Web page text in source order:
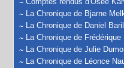
La Chronique de Bjarne
La Chronique de Daniel Baril
La Chronique de Frédérique
La Chronique de Julie
La Chronique de Léonce